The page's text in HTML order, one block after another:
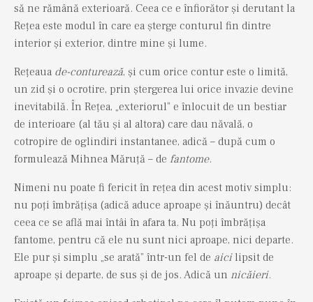
să ne rămână exterioară. Ceea ce e înfiorător și derutant la
Rețea este modul în care ea șterge conturul fin dintre
interior și exterior, dintre mine și lume.
Rețeaua de-conturează, și cum orice contur este o limită,
un zid și o ocrotire, prin ștergerea lui orice invazie devine
inevitabilă. În Rețea, „exteriorul” e înlocuit de un bestiar
de interioare (al tău și al altora) care dau năvală, o
cotropire de oglindiri instantanee, adică – după cum o
formulează Mihnea Măruță – de fantome.
Nimeni nu poate fi fericit în rețea din acest motiv simplu:
nu poți îmbrățișa (adică aduce aproape și înăuntru) decât
ceea ce se află mai întâi în afara ta. Nu poți îmbrățișa
fantome, pentru că ele nu sunt nici aproape, nici departe.
Ele pur și simplu „se arată” într-un fel de aicilipsit de
aproape și departe, de sus și de jos. Adică un nicăieri.